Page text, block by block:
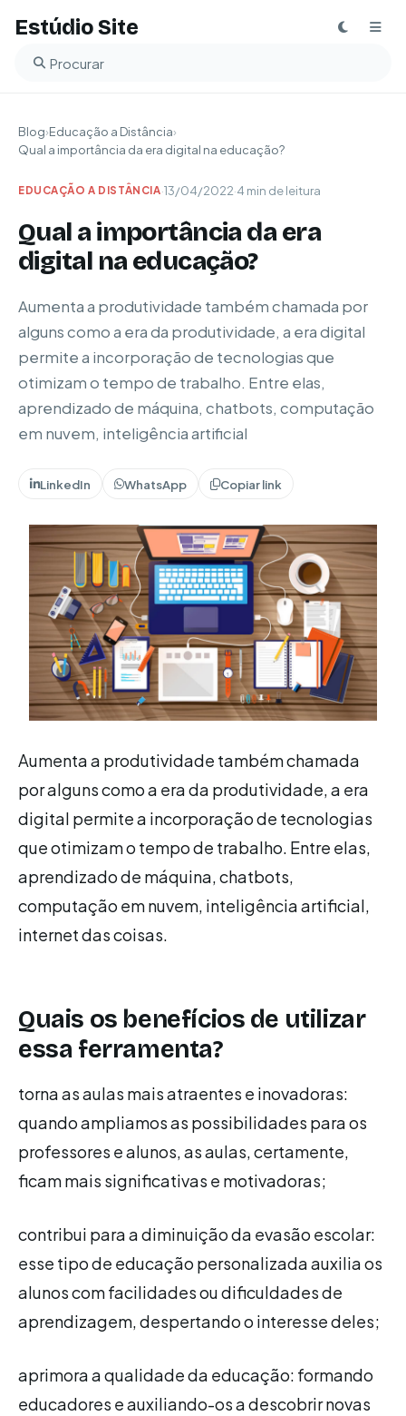
Estúdio Site
Buscar no blog
Blog›Educação a Distância›
Qual a importância da era digital na educação?
EDUCAÇÃO A DISTÂNCIA·13/04/2022·4 min de leitura
Qual a importância da era
digital na educação?
Aumenta a produtividade também chamada por
alguns como a era da produtividade, a era digital
permite a incorporação de tecnologias que
otimizam o tempo de trabalho. Entre elas,
aprendizado de máquina, chatbots, computação
em nuvem, inteligência artificial
LinkedIn WhatsApp Copiar link
Aumenta a produtividade também chamada
por alguns como a era da produtividade, a era
digital permite a incorporação de tecnologias
que otimizam o tempo de trabalho. Entre elas,
aprendizado de máquina, chatbots,
computação em nuvem, inteligência artificial,
internet das coisas.
Quais os benefícios de utilizar
essa ferramenta?
torna as aulas mais atraentes e inovadoras:
quando ampliamos as possibilidades para os
professores e alunos, as aulas, certamente,
ficam mais significativas e motivadoras;
contribui para a diminuição da evasão escolar:
esse tipo de educação personalizada auxilia os
alunos com facilidades ou dificuldades de
aprendizagem, despertando o interesse deles;
aprimora a qualidade da educação: formando
educadores e auxiliando-os a descobrir novas